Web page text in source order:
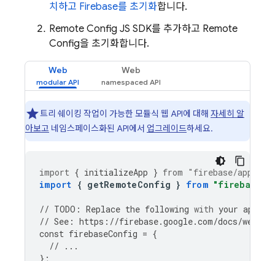
치하고 Firebase를 초기화합니다.
Remote Config JS SDK를 추가하고 Remote
Config을 초기화합니다.
Web Web
트리 쉐이킹 작업이 가능한 모듈식 웹 API에 대해 자세히 알
아보고 네임스페이스화된 API에서 업그레이드하세요.
import { initializeApp } from "firebase/app"
import { getRemoteConfig } from "firebase/
// TODO : Replace the following with your app
// See : https : //firebase.google.com/docs/web
const firebaseConfig = {
//
...
};